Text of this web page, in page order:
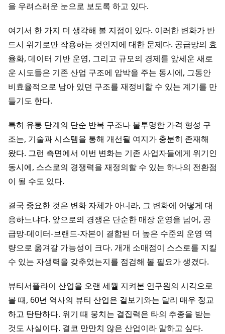
을 우려스러운 눈으로 보도록 하고 있다.
여기서 한 가지 더 생각해 볼 지점이 있다. 이러한 변화가 반
드시 위기로만 작용하는 것인지에 대한 문제다. 공급망의 효
율화, 데이터 기반 운영, 그리고 규모의 경제를 앞세운 새로
운 시도들은 기존 산업 구조에 압박을 주는 동시에, 그동안
비효율적으로 남아 있던 구조를 재정비할 수 있는 계기를 만
들기도 한다.
특히 유통 단계의 단순 반복 구조나 불투명한 가격 형성 구
조는, 기술과 시스템을 통해 개선될 여지가 충분히 존재해
왔다. 그런 측면에서 이번 변화는 기존 사업자들에게 위기인
동시에, 스스로의 경쟁력을 재정의할 수 있는 하나의 전환점
이 될 수도 있다.
결국 중요한 것은 변화 자체가 아니라, 그 변화에 어떻게 대
응하느냐다. 앞으로의 경쟁은 단순한 매장 운영을 넘어, 공
급망-데이터-브랜드-자본이 결합된 더 높은 수준의 운영 역
량으로 옮겨갈 가능성이 크다. 개개 소매점이 스스로를 지킬
수 있는 자생력을 갖추었는지를 점검해 볼 필요가 생겼다.
뷰티서플라이 산업을 오랜 세월 지켜본 연구원의 시각으로
볼 때, 60년 역사의 뷰티 산업은 겉보기와는 달리 매우 정교
하고 탄탄하다. 위기 때 뭉치는 결집력은 타의 추종을 받는
것도 사실이다. 결코 만만치 않은 산업이라 말하고 싶다.